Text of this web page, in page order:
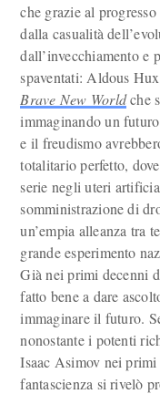
che grazie al
dalla casualità
dall’invecchiamento e
spaventati: Aldous
Brave New Worldche
immaginando un
e il freudismo
totalitario perfetto,
serie negli uteri
somministrazione di
un’empia alleanza tra
grande esperimento
Già nei primi decenni
fatto bene a dare
immaginare il futuro.
nonostante i potenti
Isaac Asimov nei
fantascienza si rivelò